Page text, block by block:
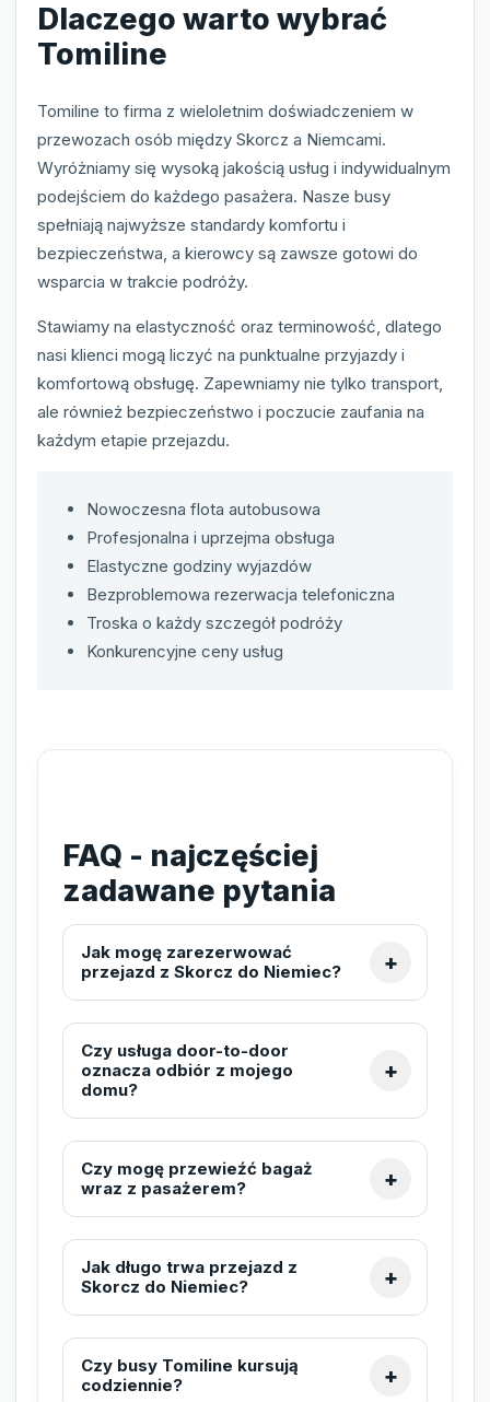
Dlaczego warto wybrać
Tomiline
Tomiline to firma z wieloletnim doświadczeniem w
przewozach osób między Skorcz a Niemcami.
Wyróżniamy się wysoką jakością usług i indywidualnym
podejściem do każdego pasażera. Nasze busy
spełniają najwyższe standardy komfortu i
bezpieczeństwa, a kierowcy są zawsze gotowi do
wsparcia w trakcie podróży.
Stawiamy na elastyczność oraz terminowość, dlatego
nasi klienci mogą liczyć na punktualne przyjazdy i
komfortową obsługę. Zapewniamy nie tylko transport,
ale również bezpieczeństwo i poczucie zaufania na
każdym etapie przejazdu.
Nowoczesna flota autobusowa
Profesjonalna i uprzejma obsługa
Elastyczne godziny wyjazdów
Bezproblemowa rezerwacja telefoniczna
Troska o każdy szczegół podróży
Konkurencyjne ceny usług
FAQ - najczęściej
zadawane pytania
Jak mogę zarezerwować
przejazd z Skorcz do Niemiec?
Czy usługa door-to-door
oznacza odbiór z mojego
domu?
Czy mogę przewieźć bagaż
wraz z pasażerem?
Jak długo trwa przejazd z
Skorcz do Niemiec?
Czy busy Tomiline kursują
codziennie?